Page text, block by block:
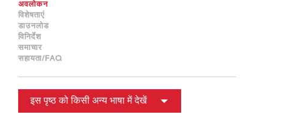
अवलोकन
विशेषताएं
डाउनलोड
विनिर्देश
समाचार
सहायता/FAQ
इस पृष्ठ को किसी अन्य भाषा में देखें